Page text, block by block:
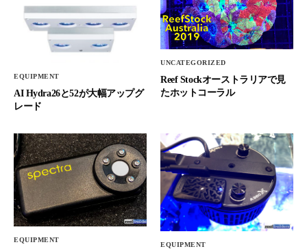
EQUIPMENT
AI Hydra26と52が大幅アップグ
レード
UNCATEGORIZED
Reef Stockオーストラリアで見
たホットコーラル
EQUIPMENT
EQUIPMENT